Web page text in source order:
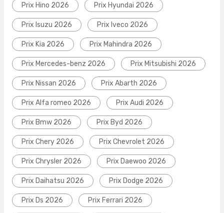
Prix Hino 2026 Prix Hyundai 2026
Prix Isuzu 2026 Prix Iveco 2026
Prix Kia 2026 Prix Mahindra 2026
Prix Mercedes-benz 2026 Prix Mitsubishi 2026
Prix Nissan 2026 Prix Abarth 2026
Prix Alfa romeo 2026 Prix Audi 2026
Prix Bmw 2026 Prix Byd 2026
Prix Chery 2026 Prix Chevrolet 2026
Prix Chrysler 2026 Prix Daewoo 2026
Prix Daihatsu 2026 Prix Dodge 2026
Prix Ds 2026 Prix Ferrari 2026